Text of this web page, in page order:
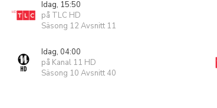
Idag, 15:50
på TLC HD
Säsong 12 Avsnitt 11
Idag, 04:00
på Kanal 11 HD
Säsong 10 Avsnitt 40